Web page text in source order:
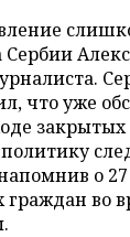
что уже
закрытых
о
во